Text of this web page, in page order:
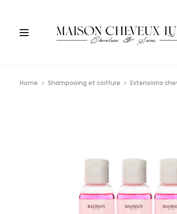
Home Shampooing et coiffure Extensions